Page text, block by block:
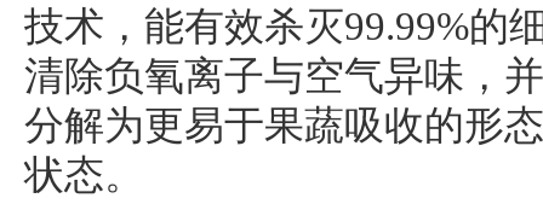
技术，能有效杀灭99.99%的
清除负氧离子与空气异味，
分解为更易于果蔬吸收的形
状态。